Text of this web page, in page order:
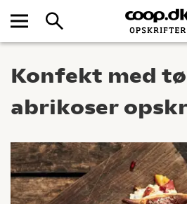
Konfekt med
abrikoser